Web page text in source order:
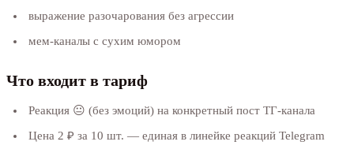
выражение разочарования без агрессии
мем-каналы с сухим юмором
Что входит в тариф
Реакция 😐 (без эмоций) на конкретный пост ТГ-канала
Цена 2 ₽ за 10 шт. — единая в линейке реакций Telegram